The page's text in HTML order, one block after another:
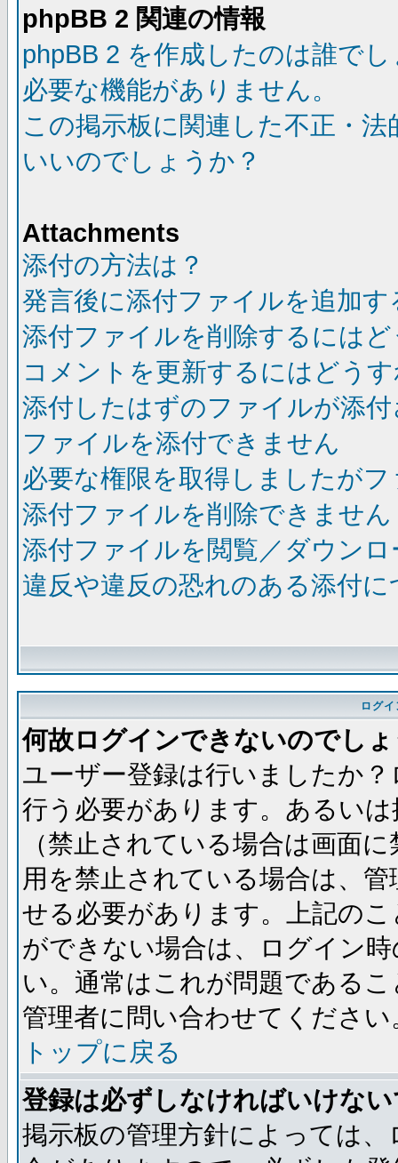
phpBB 2 関連の情報
phpBB 2 を作成したのは誰で
必要な機能がありません。
この掲示板に関連した不正・
いいのでしょうか？
Attachments
添付の方法は？
発言後に添付ファイルを追加
添付ファイルを削除するには
コメントを更新するにはどう
添付したはずのファイルが添
ファイルを添付できません
必要な権限を取得しましたが
添付ファイルを削除できません
添付ファイルを閲覧／ダウン
違反や違反の恐れのある添付
ログ
何故ログインできないのでし
ユーザー登録は行いましたか
行う必要があります。あるい
（禁止されている場合は画面
用を禁止されている場合は、
せる必要があります。上記の
ができない場合は、ログイン
い。通常はこれが問題である
管理者に問い合わせてください
トップに戻る
登録は必ずしなければいけな
掲示板の管理方針によっては